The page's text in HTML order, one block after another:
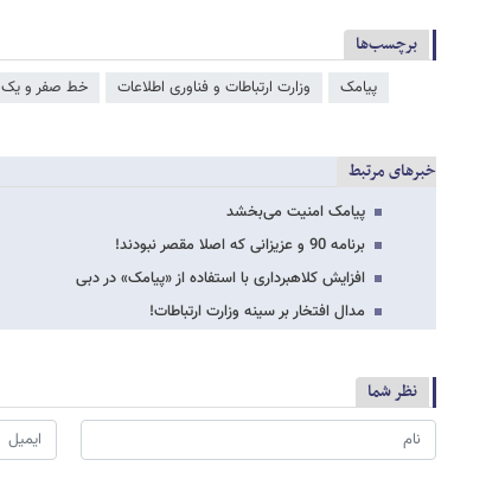
برچسب‌ها
پیامک وزارت ارتباطات و فناوری اطلاعات خط صفر و یک
خبرهای مرتبط
پیامک امنیت می‌بخشد
برنامه 90 و عزیزانی که اصلا مقصر نبودند!
افزایش کلاهبرداری با استفاده از «پیامک» در دبی
مدال افتخار بر سینه وزارت ارتباطات!
نظر شما